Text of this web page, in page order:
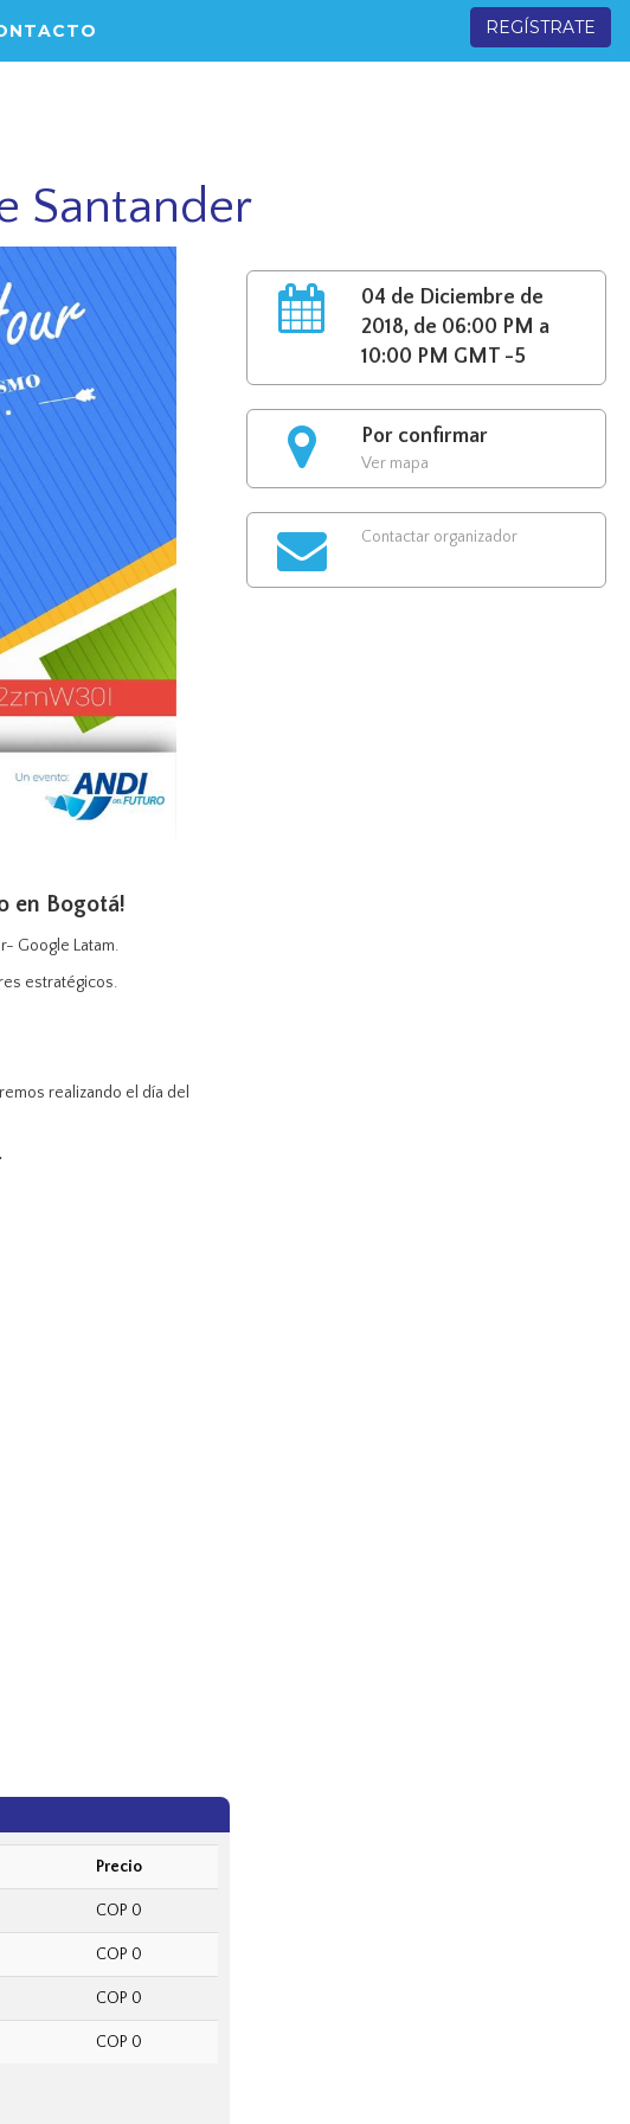
REGÍSTRATE
Santander
en Bogotá!
Google Latam.
estratégicos.
realizando el día del
04 de Diciembre de
2018, de 06:00 PM a
10:00 PM GMT -5
Por confirmar
Ver mapa
Contactar organizador
Precio
COP 0
COP 0
COP 0
COP 0